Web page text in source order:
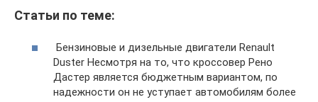
Статьи по теме:
Бензиновые и дизельные двигатели Renault
Duster Несмотря на то, что кроссовер Рено
Дастер является бюджетным вариантом, по
надежности он не уступает автомобилям более